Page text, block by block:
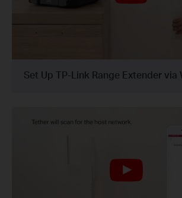
Set Up TP-Link Range Extender via